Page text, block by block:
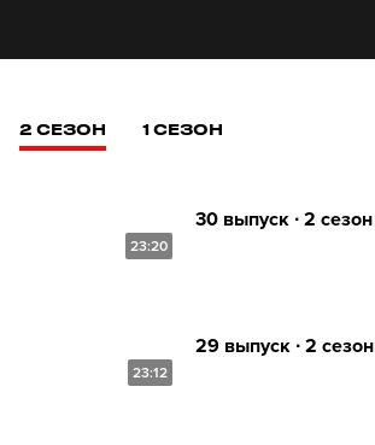
2 СЕЗОН 1 СЕЗОН
23:20
30 выпуск ∙ 2 сезон
23:12
29 выпуск ∙ 2 сезон